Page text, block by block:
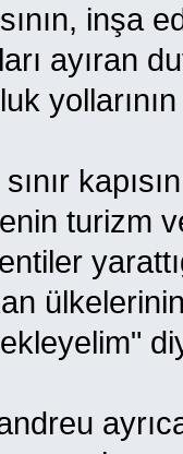
inşa
ayıran
turizm